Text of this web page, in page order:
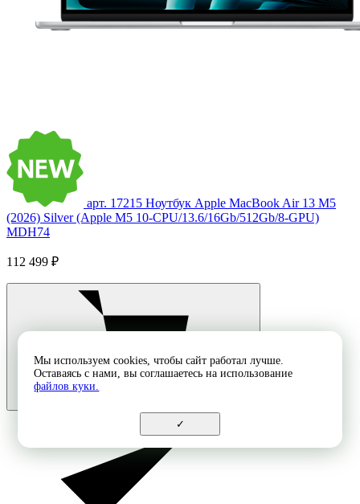
арт. 17215 Ноутбук Apple MacBook Air 13 M5
(2026) Silver (Apple M5 10-CPU/13.6/16Gb/512Gb/8-GPU)
MDH74
112 499 ₽
Мы используем cookies, чтобы сайт работал лучше.
Оставаясь с нами, вы соглашаетесь на использование
файлов куки.
✓